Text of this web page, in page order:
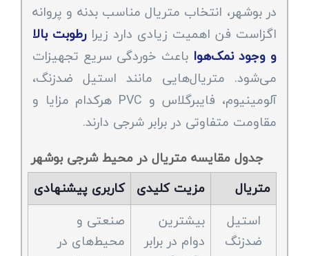
در بوشهر، انتخاب متریال مناسب بدنه و پروانه
اگزاست فن اهمیت زیادی دارد زیرارطوبت بالا
و وجود نمک‌هوا باعث خوردگی سریع تجهیزات
می‌شود. متریال‌هایی مانند استیل ضدزنگ،
آلومینیوم، فایبرگلاس و PVC هرکدام مزایا و
مقاومت متفاوتی در برابر شرجی دارند.
جدول مقایسه متریال در محیط شرجی بوشهر
متریال
مزیت کلیدی کاربری پیشنهادی
استیل
ضدزنگ
بیشترین
دوام در برابر
صنعتی و
محیط‌های در